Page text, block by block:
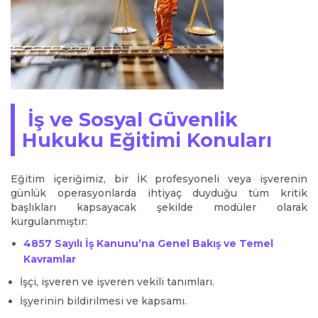
İş ve Sosyal Güvenlik
Hukuku Eğitimi Konuları
Eğitim içeriğimiz, bir İK profesyoneli veya işverenin
günlük operasyonlarda ihtiyaç duyduğu tüm kritik
başlıkları kapsayacak şekilde modüler olarak
kurgulanmıştır:
4857 Sayılı İş Kanunu’na Genel Bakış ve Temel
Kavramlar
İşçi, işveren ve işveren vekili tanımları.
İşyerinin bildirilmesi ve kapsamı.